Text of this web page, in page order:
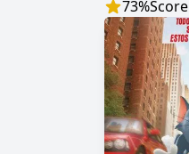
73%Score